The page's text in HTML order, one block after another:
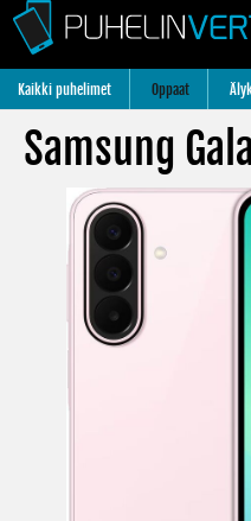
Kaikki puhelimet Oppaat
Samsung